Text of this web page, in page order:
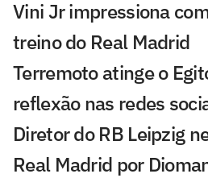
Vini Jr impressiona
treino do Real Madrid
Terremoto atinge o
reflexão nas redes
Diretor do RB Leipzig
Real Madrid por